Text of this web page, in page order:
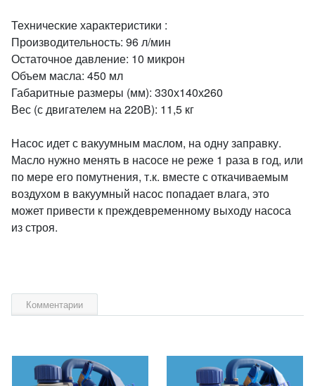
Технические характеристики :
Производительность: 96 л/мин
Остаточное давление: 10 микрон
Объем масла: 450 мл
Габаритные размеры (мм): 330х140х260
Вес (с двигателем на 220В): 11,5 кг
Насос идет с вакуумным маслом, на одну заправку.
Масло нужно менять в насосе не реже 1 раза в год, или
по мере его помутнения, т.к. вместе с откачиваемым
воздухом в вакуумный насос попадает влага, это
может привести к преждевременному выходу насоса
из строя.
Комментарии